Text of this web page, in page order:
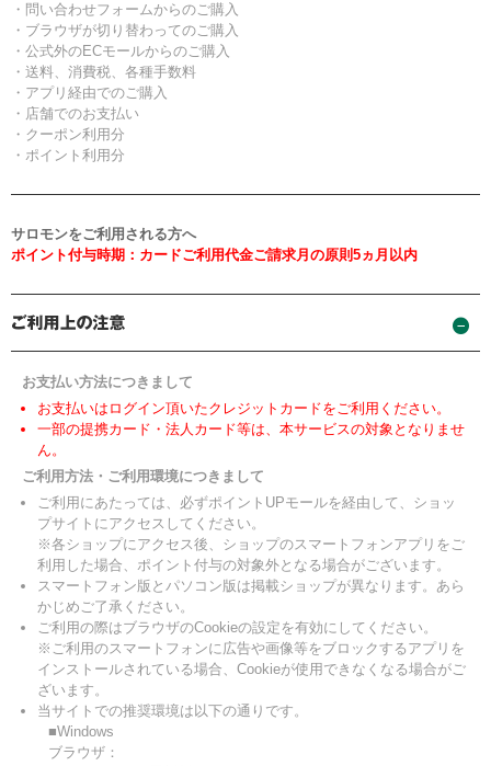
・問い合わせフォームからのご購入
・ブラウザが切り替わってのご購入
・公式外のECモールからのご購入
・送料、消費税、各種手数料
・アプリ経由でのご購入
・店舗でのお支払い
・クーポン利用分
・ポイント利用分
サロモンをご利用される方へ
ポイント付与時期：カードご利用代金ご請求月の原則5ヵ月以内
お支払い方法につきまして
お支払いはログイン頂いたクレジットカードをご利用ください。
一部の提携カード・法人カード等は、本サービスの対象となりませ
ん。
ご利用方法・ご利用環境につきまして
ご利用にあたっては、必ずポイントUPモールを経由して、ショッ
プサイトにアクセスしてください。
※各ショップにアクセス後、ショップのスマートフォンアプリをご
利用した場合、ポイント付与の対象外となる場合がございます。
スマートフォン版とパソコン版は掲載ショップが異なります。あら
かじめご了承ください。
ご利用の際はブラウザのCookieの設定を有効にしてください。
※ご利用のスマートフォンに広告や画像等をブロックするアプリを
インストールされている場合、Cookieが使用できなくなる場合がご
ざいます。
当サイトでの推奨環境は以下の通りです。
■Windows
ブラウザ：